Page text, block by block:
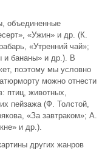
объединенные
«Ужин» и др. (К.
«Утренний чай»;
и бананы» и др.). В
поэтому мы условно
можно отнести
птиц, животных,
пейзажа (Ф. Толстой,
«За завтраком»; А.
и др.).
других жанров